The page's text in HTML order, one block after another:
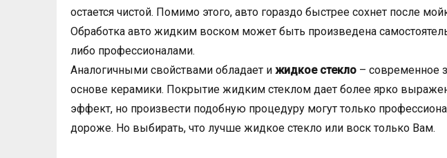
остается чистой. Помимо этого, авто гораздо быстрее сохнет после
Обработка авто жидким воском может быть произведена
либо профессионалами.
Аналогичными свойствами обладает и жидкое стекло – современное
основе керамики. Покрытие жидким стеклом дает более ярко
эффект, но произвести подобную процедуру могут только
дороже. Но выбирать, что лучше жидкое стекло или воск только Вам.